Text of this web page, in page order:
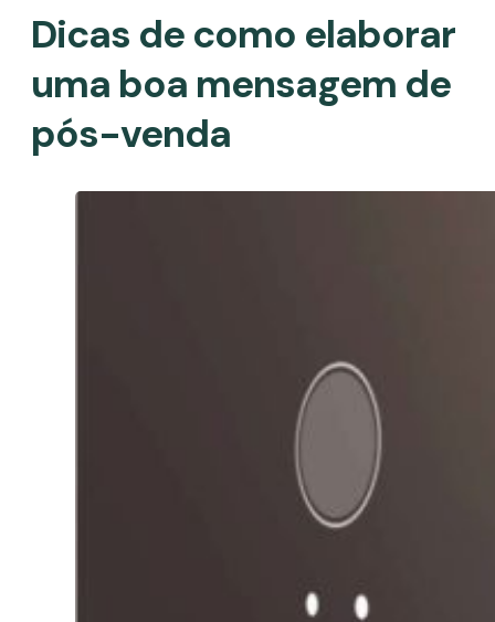
Dicas de como elaborar
uma boa mensagem de
pós-venda